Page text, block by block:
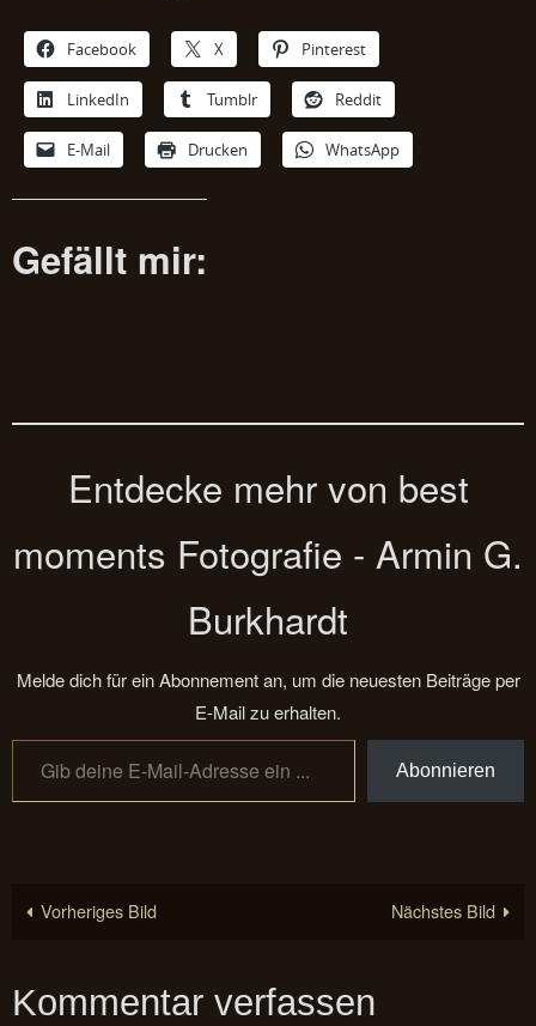
Facebook X Pinterest
LinkedIn Tumblr Reddit
E-Mail Drucken WhatsApp
Gefällt mir:
Entdecke mehr von best
moments Fotografie - Armin G.
Burkhardt
Melde dich für ein Abonnement an, um die neuesten Beiträge per
E-Mail zu erhalten.
Gib deine E-Mail-Adresse ein ...
Abonnieren
Vorheriges Bild Nächstes Bild
Kommentar verfassen